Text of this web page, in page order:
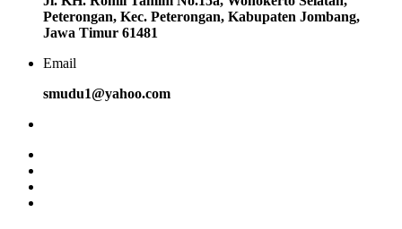
Peterongan, Kec. Peterongan, Kabupaten Jombang,
Jawa Timur 61481
Email
smudu1@yahoo.com